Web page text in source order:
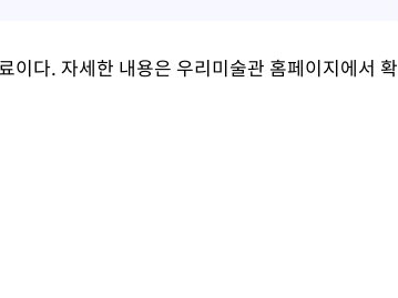
이다. 자세한 내용은 우리미술관 홈페이지에서 확